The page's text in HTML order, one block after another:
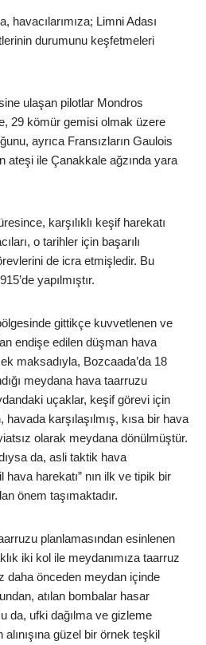
havacılarımıza; Limni Adası
durumunu keşfetmeleri
ulaşan pilotlar Mondros
29 kömür gemisi olmak üzere
ayrıca Fransızların Gaulois
ateşi ile Çanakkale ağzında yara
karşılıklı keşif harekatı
o tarihler için başarılı
de icra etmişledir. Bu
yapılmıştır.
gittikçe kuvvetlenen ve
endişe edilen düşman hava
maksadıyla, Bozcaada’da 18
meydana hava taarruzu
uçaklar, keşif görevi için
havada karşılaşılmış, kısa bir hava
olarak meydana dönülmüştür.
da, asli taktik hava
harekatı” nın ilk ve tipik bir
önem taşımaktadır.
planlamasından esinlenen
iki kol ile meydanımıza taarruz
daha önceden meydan içinde
atılan bombalar hasar
da, ufki dağılma ve gizleme
güzel bir örnek teşkil